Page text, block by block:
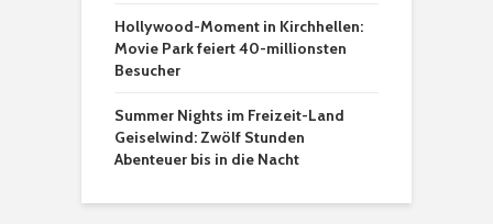
Hollywood-Moment in Kirchhellen:
Movie Park feiert 40-millionsten
Besucher
Summer Nights im Freizeit-Land
Geiselwind: Zwölf Stunden
Abenteuer bis in die Nacht